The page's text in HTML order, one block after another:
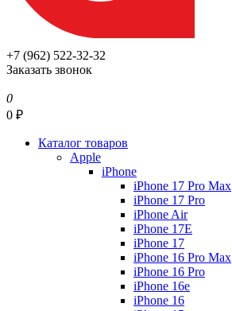
+7 (962) 522-32-32
Заказать звонок
0
0 ₽
Каталог товаров
Apple
iPhone
iPhone 17 Pro Max
iPhone 17 Pro
iPhone Air
iPhone 17E
iPhone 17
iPhone 16 Pro Max
iPhone 16 Pro
iPhone 16e
iPhone 16